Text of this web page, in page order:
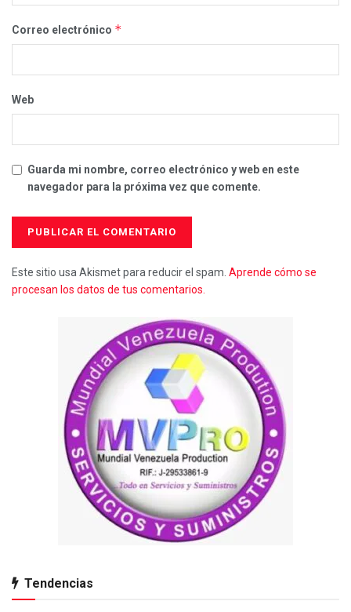
Correo electrónico *
Web
Guarda mi nombre, correo electrónico y web en este
navegador para la próxima vez que comente.
Este sitio usa Akismet para reducir el spam. Aprende cómo se
procesan los datos de tus comentarios.
Tendencias